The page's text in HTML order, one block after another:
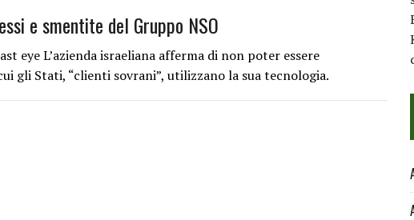
e smentite del Gruppo NSO
eye L’azienda israeliana afferma di non poter essere
gli Stati, “clienti sovrani”, utilizzano la sua tecnologia.